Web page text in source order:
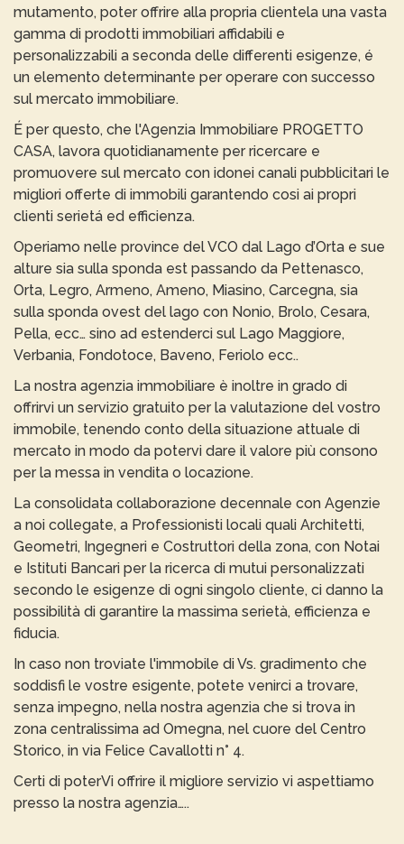
mutamento, poter offrire alla propria clientela una vasta
gamma di prodotti immobiliari affidabili e
personalizzabili a seconda delle differenti esigenze, é
un elemento determinante per operare con successo
sul mercato immobiliare.
É per questo, che l'Agenzia Immobiliare PROGETTO
CASA, lavora quotidianamente per ricercare e
promuovere sul mercato con idonei canali pubblicitari le
migliori offerte di immobili garantendo cosi ai propri
clienti serietá ed efficienza.
Operiamo nelle province del VCO dal Lago d’Orta e sue
alture sia sulla sponda est passando da Pettenasco,
Orta, Legro, Armeno, Ameno, Miasino, Carcegna, sia
sulla sponda ovest del lago con Nonio, Brolo, Cesara,
Pella, ecc… sino ad estenderci sul Lago Maggiore,
Verbania, Fondotoce, Baveno, Feriolo ecc..
La nostra agenzia immobiliare è inoltre in grado di
offrirvi un servizio gratuito per la valutazione del vostro
immobile, tenendo conto della situazione attuale di
mercato in modo da potervi dare il valore più consono
per la messa in vendita o locazione.
La consolidata collaborazione decennale con Agenzie
a noi collegate, a Professionisti locali quali Architetti,
Geometri, Ingegneri e Costruttori della zona, con Notai
e Istituti Bancari per la ricerca di mutui personalizzati
secondo le esigenze di ogni singolo cliente, ci danno la
possibilità di garantire la massima serietà, efficienza e
fiducia.
In caso non troviate l'immobile di Vs. gradimento che
soddisfi le vostre esigente, potete venirci a trovare,
senza impegno, nella nostra agenzia che si trova in
zona centralissima ad Omegna, nel cuore del Centro
Storico, in via Felice Cavallotti n° 4.
Certi di poterVi offrire il migliore servizio vi aspettiamo
presso la nostra agenzia…..